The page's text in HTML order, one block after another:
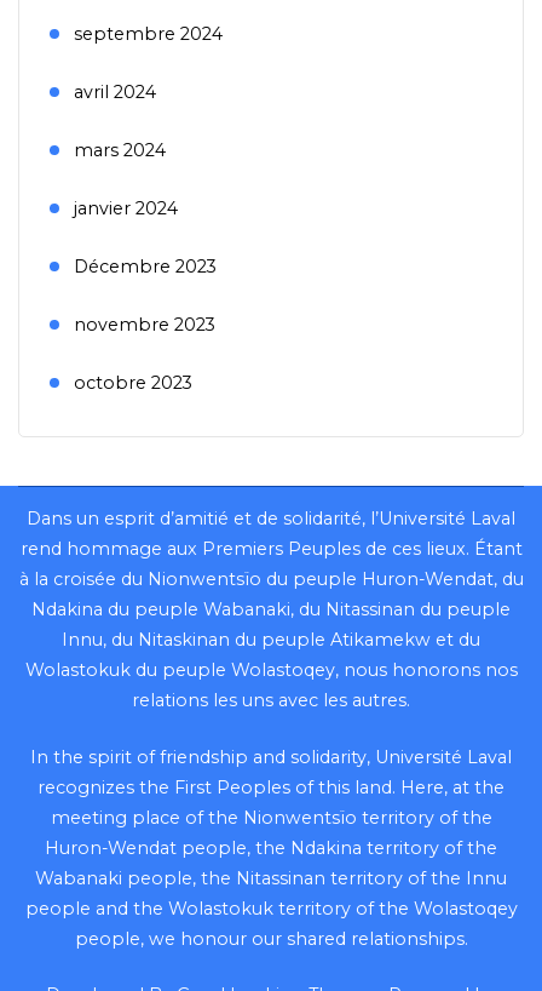
septembre 2024
avril 2024
mars 2024
janvier 2024
Décembre 2023
novembre 2023
octobre 2023
Dans un esprit d’amitié et de solidarité, l’Université Laval
rend hommage aux Premiers Peuples de ces lieux. Étant
à la croisée du Nionwentsïo du peuple Huron-Wendat, du
Ndakina du peuple Wabanaki, du Nitassinan du peuple
Innu, du Nitaskinan du peuple Atikamekw et du
Wolastokuk du peuple Wolastoqey, nous honorons nos
relations les uns avec les autres.
In the spirit of friendship and solidarity, Université Laval
recognizes the First Peoples of this land. Here, at the
meeting place of the Nionwentsïo territory of the
Huron-Wendat people, the Ndakina territory of the
Wabanaki people, the Nitassinan territory of the Innu
people and the Wolastokuk territory of the Wolastoqey
people, we honour our shared relationships.